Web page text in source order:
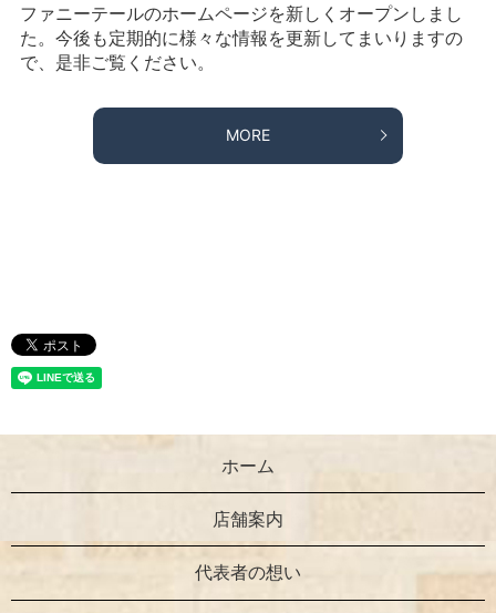
ファニーテールのホームページを新しくオープンしまし
た。今後も定期的に様々な情報を更新してまいりますの
で、是非ご覧ください。
MORE
ホーム
店舗案内
代表者の想い